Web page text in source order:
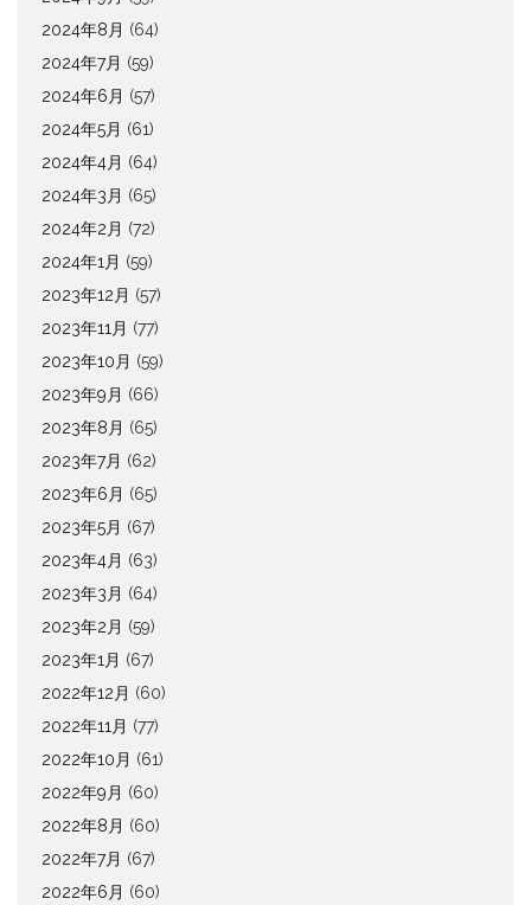
2024年8月 (64)
2024年7月 (59)
2024年6月 (57)
2024年5月 (61)
2024年4月 (64)
2024年3月 (65)
2024年2月 (72)
2024年1月 (59)
2023年12月 (57)
2023年11月 (77)
2023年10月 (59)
2023年9月 (66)
2023年8月 (65)
2023年7月 (62)
2023年6月 (65)
2023年5月 (67)
2023年4月 (63)
2023年3月 (64)
2023年2月 (59)
2023年1月 (67)
2022年12月 (60)
2022年11月 (77)
2022年10月 (61)
2022年9月 (60)
2022年8月 (60)
2022年7月 (67)
2022年6月 (60)